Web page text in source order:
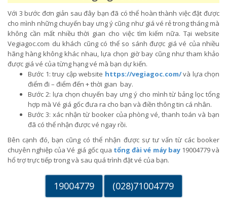
Với 3 bước đơn giản sau đây bạn đã có thể hoàn thành việc đặt được
cho mình những chuyến bay ưng ý cũng như giá vé rẻ trong tháng mà
không cần mất nhiều thời gian cho việc tìm kiếm nữa. Tại website
Vegiagoc.com du khách cũng có thể so sánh được giá vé của nhiều
hãng hàng không khác nhau, lựa chọn giờ bay cũng như tham khảo
được giá vé của từng hạng vé mà bạn dự kiến.
Bước 1: truy cập website https://vegiagoc.com/và lựa chọn
điểm đi – điểm đến + thời gian bay.
Bước 2: lựa chọn chuyến bay ưng ý cho mình từ bảng lọc tổng
hợp mà Vé giá gốc đưa ra cho bạn và điền thông tin cá nhân.
Bước 3: xác nhận từ booker của phòng vé, thanh toán và bạn
đã có thể nhận được vé ngay rồi.
Bên cạnh đó, bạn cũng có thể nhận được sự tư vấn từ các booker
chuyên nghiệp của Vé giá gốc qua tổng đài vé máy bay19004779 và
hổ trợ trực tiếp trong và sau quá trình đặt vé của bạn.
19004779 (028)71004779